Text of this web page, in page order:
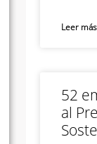
Leer
52
al